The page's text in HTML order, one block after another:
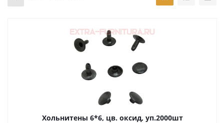
Хольнитены 6*6, цв. оксид, уп.2000шт